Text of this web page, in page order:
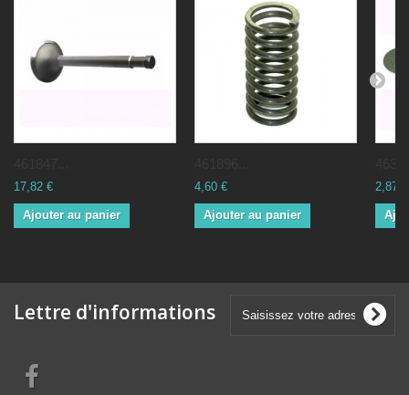
17,82 €
Ajouter au panier
4,60 €
Ajouter au panier
2,87 €
Lettre d'informations